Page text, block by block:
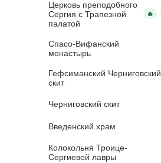
Церковь преподобного
Сергия с Трапезной
палатой
🔥
Спасо-Вифанский
монастырь
Гефсиманский Черниговский
скит
Черниговский скит
Введенский храм
Колокольня Троице-
Сергиевой лавры